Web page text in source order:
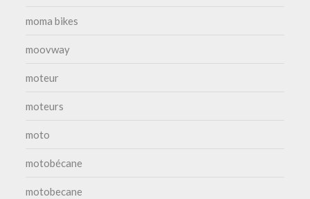
moma bikes
moovway
moteur
moteurs
moto
motobécane
motobecane